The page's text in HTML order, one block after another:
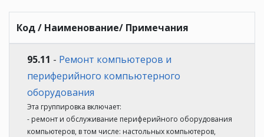
Код / Наименование/ Примечания
95.11 - Ремонт компьютеров и
периферийного компьютерного
оборудования
Эта группировка включает:
- ремонт и обслуживание периферийного оборудования
компьютеров, в том числе: настольных компьютеров,